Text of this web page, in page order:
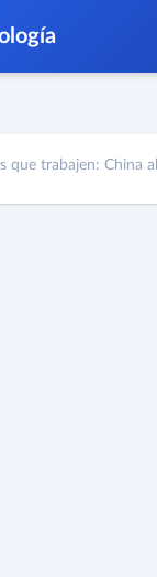
que trabajen: China